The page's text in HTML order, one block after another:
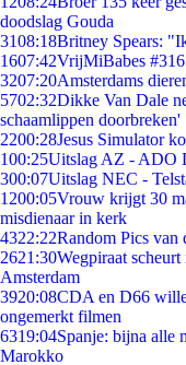
doodslag Gouda
3108:18Britney Spears:
1607:42VrijMiBabes
3207:20Amsterdams
5702:32Dikke Van Dale
schaamlippen doorbreken'
2200:28Jesus Simulator
100:25Uitslag AZ - ADO
300:07Uitslag NEC -
1200:05Vrouw krijgt 30
misdienaar in kerk
4322:22Random Pics van
2621:30Wegpiraat
Amsterdam
3920:08CDA en D66
ongemerkt filmen
6319:04Spanje: bijna alle
Marokko